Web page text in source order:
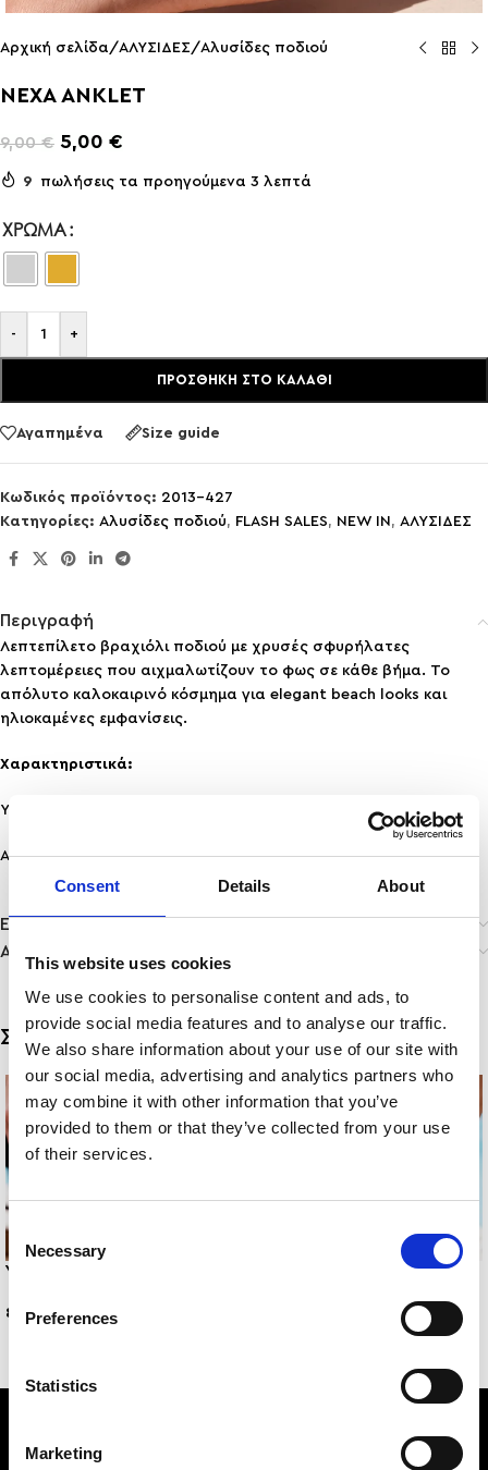
Consent Details About
This website uses cookies
We use cookies to personalise content and ads, to
provide social media features and to analyse our traffic.
We also share information about your use of our site with
our social media, advertising and analytics partners who
may combine it with other information that you’ve
provided to them or that they’ve collected from your use
of their services.
Consent
Selection
Necessary
Preferences
Statistics
Marketing
Αρχική σελίδα/ΑΛΥΣΙΔΕΣ/Aλυσίδες ποδιού
NEXA ANKLET
9,00€ 5,00 €
9 πωλήσεις τα προηγούμενα 3 λεπτά
ΧΡΏΜΑ
- +
ΠΡΟΣΘΉΚΗ ΣΤΟ ΚΑΛΆΘΙ
Αγαπημένα Size guide
Κωδικός προϊόντος: 2013-427
Κατηγορίες: Aλυσίδες ποδιού, FLASH SALES, NEW IN , ΑΛΥΣΙΔΕΣ
Περιγραφή
Λεπτεπίλετο βραχιόλι ποδιού με χρυσές σφυρήλατες
λεπτομέρειες που αιχμαλωτίζουν το φως σε κάθε βήμα. Το
απόλυτο καλοκαιρινό κόσμημα για elegant beach looks και
ηλιοκαμένες εμφανίσεις.
Χαρακτηριστικά:
Υλικό: Ανοξείδωτο Ατσάλι
Ανθεκτικότητα: Ανθεκτικό σε νερό & άρωμα, δε μαυρίζει!
Επιπλέον πληροφορίες
Αποστολή & Παράδοση
Σχετικά προϊόντα
YVONNE BELLY
8,00€